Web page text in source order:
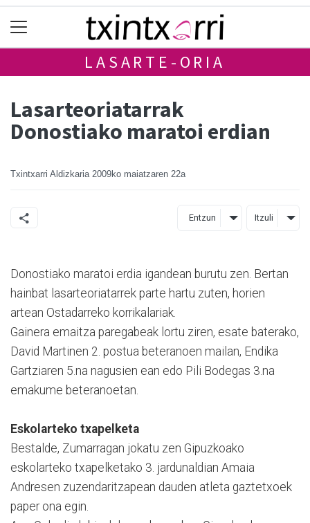
LASARTE-ORIA
Lasarteoriatarrak
Donostiako maratoi erdian
Txintxarri Aldizkaria 2009ko maiatzaren 22a
Entzun Itzuli
Donostiako maratoi erdia igandean burutu zen. Bertan
hainbat lasarteoriatarrek parte hartu zuten, horien
artean Ostadarreko korrikalariak.
Gainera emaitza paregabeak lortu ziren, esate baterako,
David Martinen 2. postua beteranoen mailan, Endika
Gartziaren 5.na nagusien ean edo Pili Bodegas 3.na
emakume beteranoetan.
Eskolarteko txapelketa
Bestalde, Zumarragan jokatu zen Gipuzkoako
eskolarteko txapelketako 3. jardunaldian Amaia
Andresen zuzendaritzapean dauden atleta gaztetxoek
paper ona egin.